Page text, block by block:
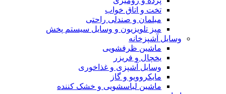
تخت و اتاق خواب
مبلمان و صندلی راحتی
میز تلویزیون و وسایل سیستم پخش
وسایل آشپزخانه
ماشین ظرفشویی
یخچال و فریزر
وسایل آشپزی و غذاخوری
مایکروویو و گاز
ماشین لباسشویی و خشک کننده